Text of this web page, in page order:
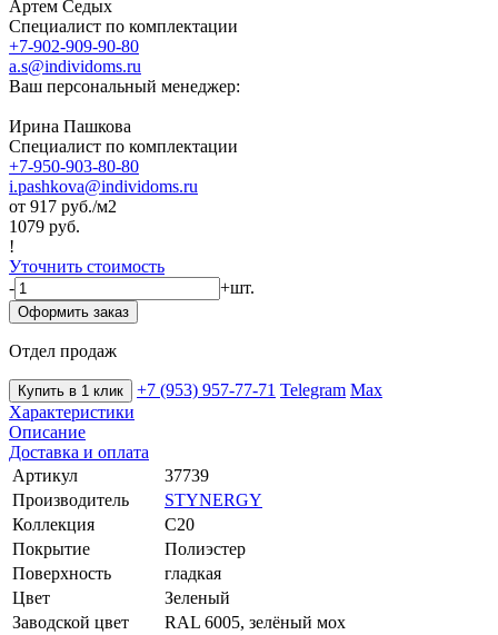
Артем Седых
Специалист по комплектации
+7-902-909-90-80
a.s@individoms.ru
Ваш персональный менеджер:
Ирина Пашкова
Специалист по комплектации
+7-950-903-80-80
i.pashkova@individoms.ru
от 917 руб./м2
1079 руб.
!
Уточнить стоимость
-
+шт.
Оформить заказ
Отдел продаж
Купить в 1 клик +7 (953) 957-77-71 Telegram Max
Характеристики
Описание
Доставка и оплата
Артикул
37739
Производитель
STYNERGY
Коллекция
С20
Покрытие
Полиэстер
Поверхность
гладкая
Цвет
Зеленый
Заводской цвет
RAL 6005, зелёный мох